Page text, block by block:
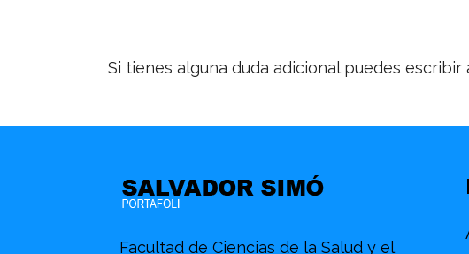
Si tienes alguna duda adicional puedes escribir
Facultad de Ciencias de la Salud y el